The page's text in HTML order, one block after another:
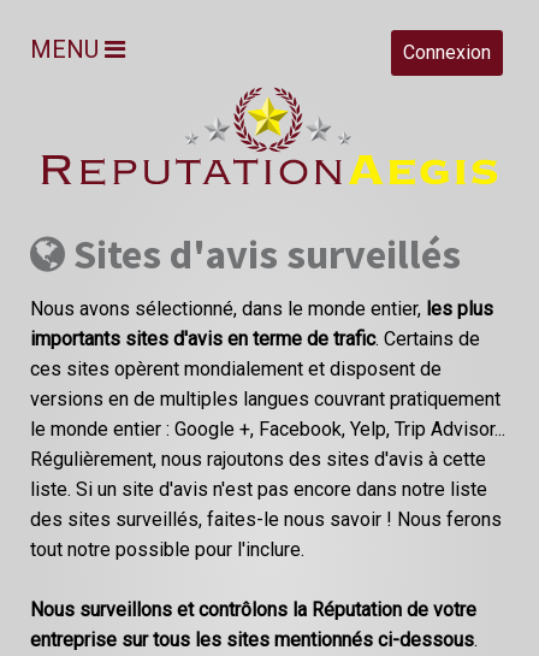
Connexion
MENU
Sites d'avis surveillés
Nous avons sélectionné, dans le monde entier, les plus
importants sites d'avis en terme de trafic. Certains de
ces sites opèrent mondialement et disposent de
versions en de multiples langues couvrant pratiquement
le monde entier : Google +, Facebook, Yelp, Trip Advisor...
Régulièrement, nous rajoutons des sites d'avis à cette
liste. Si un site d'avis n'est pas encore dans notre liste
des sites surveillés, faites-le nous savoir ! Nous ferons
tout notre possible pour l'inclure.
Nous surveillons et contrôlons la Réputation de votre
entreprise sur tous les sites mentionnés ci-dessous.